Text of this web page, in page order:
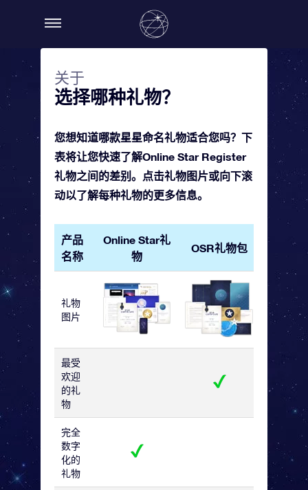
关于
选择哪种礼物？
您想知道哪款星星命名礼物适合您吗？下
表将让您快速了解Online Star Register
礼物之间的差别。点击礼物图片或向下滚
动以了解每种礼物的更多信息。
产品
名称
Online Star礼
物
OSR礼物包 OSR
礼物
图片
最受
欢迎
的礼
物
完全
数字
化的
礼物